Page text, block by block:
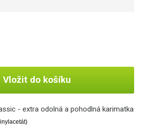
Vložit do košíku
- extra odolná a pohodlná karimatka